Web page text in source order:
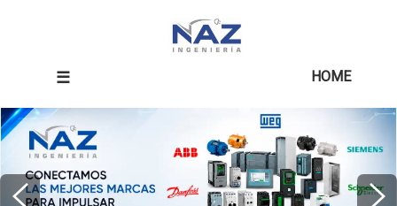
HOME
☰